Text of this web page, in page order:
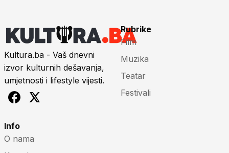
Kultura.ba - Vaš dnevni
izvor kulturnih dešavanja,
umjetnosti i lifestyle vijesti.
Rubrike
Film
Muzika
Teatar
Festivali
Info
O nama